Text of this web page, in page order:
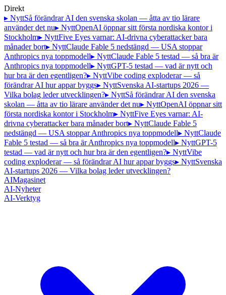
Direkt
▸ NyttSå förändrar AI den svenska skolan — åtta av tio lärare
använder det nu▸ NyttOpenAI öppnar sitt första nordiska kontor i
Stockholm▸ NyttFive Eyes varnar: AI-drivna cyberattacker bara
månader bort▸ NyttClaude Fable 5 nedstängd — USA stoppar
Anthropics nya toppmodell▸ NyttClaude Fable 5 testad — så bra är
Anthropics nya toppmodell▸ NyttGPT-5 testad — vad är nytt och
hur bra är den egentligen?▸ NyttVibe coding exploderar — så
förändrar AI hur appar byggs▸ NyttSvenska AI-startups 2026 —
Vilka bolag leder utvecklingen?▸ NyttSå förändrar AI den svenska
skolan — åtta av tio lärare använder det nu▸ NyttOpenAI öppnar sitt
första nordiska kontor i Stockholm▸ NyttFive Eyes varnar: AI-
drivna cyberattacker bara månader bort▸ NyttClaude Fable 5
nedstängd — USA stoppar Anthropics nya toppmodell▸ NyttClaude
Fable 5 testad — så bra är Anthropics nya toppmodell▸ NyttGPT-5
testad — vad är nytt och hur bra är den egentligen?▸ NyttVibe
coding exploderar — så förändrar AI hur appar byggs▸ NyttSvenska
AI-startups 2026 — Vilka bolag leder utvecklingen?
AIMagasinet
AI-Nyheter
AI-Verktyg